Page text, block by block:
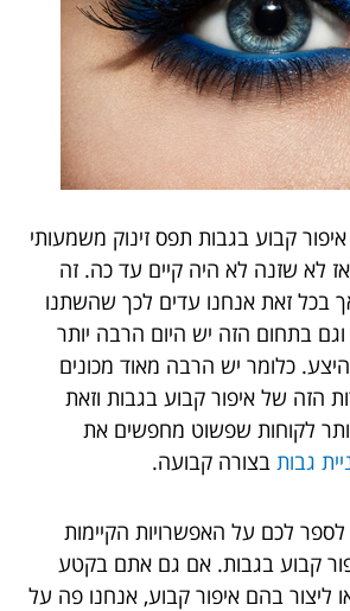
קבוע בגבות תפס זינוק משמעותי
לא שזנה לא היה קיים עד כה. זה
בכל זאת אנחנו עדים לכך שהשתנו
בתחום הזה יש היום הרבה יותר
כלומר יש הרבה מאוד מכונים
הזה של איפור קבוע בגבות וזאת
לקוחות שפשוט מחפשים את
גבות בצורה קבועה.
לכם על האפשרויות הקיימות
קבוע בגבות. אם גם אתם בקטע
ליצור בהם איפור קבוע, אנחנו פה על